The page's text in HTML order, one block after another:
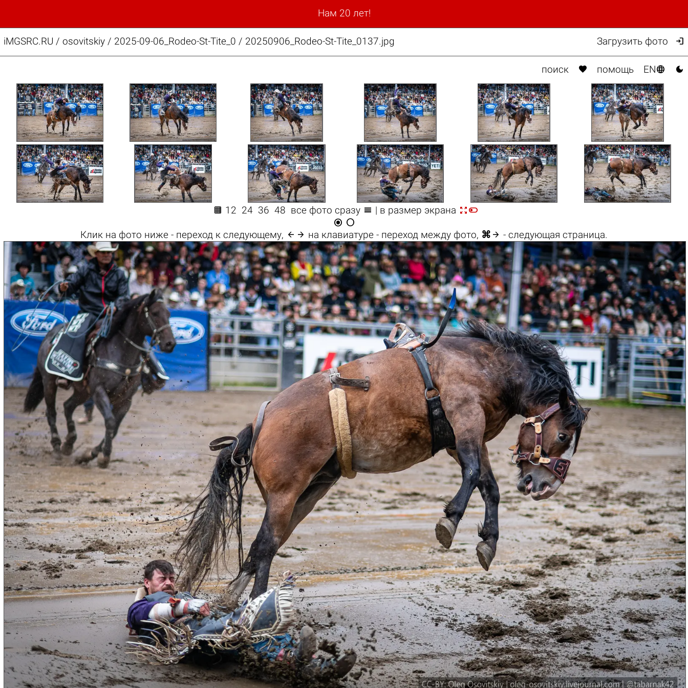
Нам 20 лет!
iMGSRC.RU / osovitskiy/ 2025-09-06_Rodeo-St-Tite_0 / 20250906_Rodeo-St-Tite_0137.jpg Загрузить фото 
поиск  помощь EN 
 12 24 36 48 все фото сразу  | в размер экрана 
 
Клик на фото ниже - переход к следующему,  на клавиатуре - переход между фото, ⌘  - следующая страница.